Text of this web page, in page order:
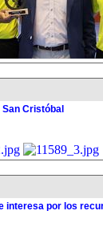
Cristóbal
interesa por los